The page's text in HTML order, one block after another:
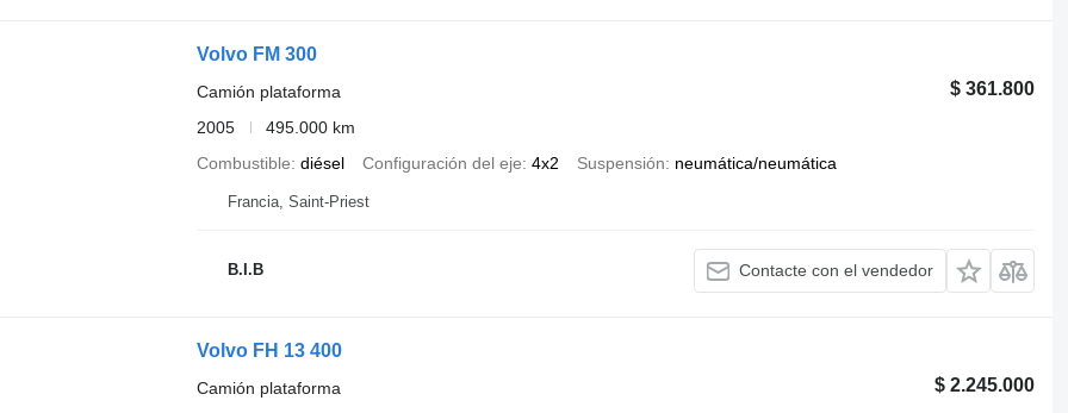
Volvo FM 300
$ 361.800
Camión plataforma
2005
495.000 km
Combustible diésel Configuración del eje 4x2 Suspensión neumática/neumática
Francia, Saint-Priest
B.I.B Contacte con el vendedor
Volvo FH 13 400
$ 2.245.000
Camión plataforma